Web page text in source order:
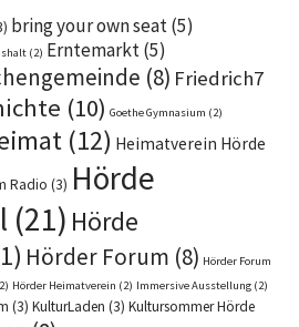
bring your own seat(5)
(2) Erntemarkt(5)
(8) Friedrich7
(10) Goethe Gymnasium (2)
(12) Heimatverein Hörde
Radio (3) Hörde
(21) Hörde
Hörder Forum (8) Hörder Forum
Hörder Heimatverein (2) Immersive Ausstellung (2)
(3) KulturLaden (3) Kultursommer Hörde